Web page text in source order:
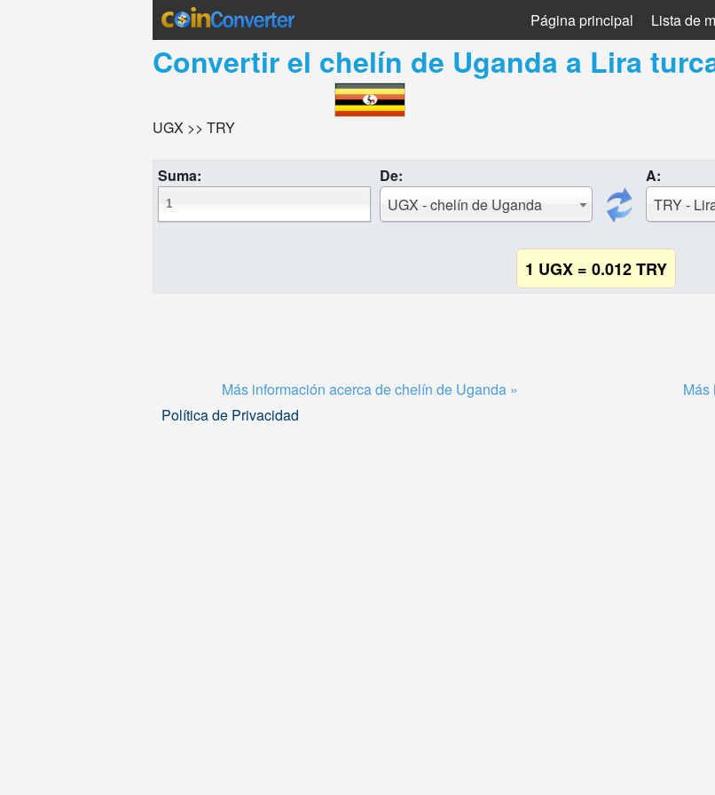
Página principal Lista de
Convertir el chelín de Uganda a Lira
UGX >> TRY
Suma:
De:
UGX - chelín de Uganda
A:
TRY -
1 UGX = 0.012 TRY
Más información acerca de chelín de Uganda »
Más
Política de Privacidad